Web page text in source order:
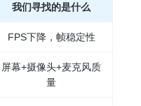
我们寻找的是什么
FPS下降，帧稳定性
屏幕+摄像头+麦克风质
量